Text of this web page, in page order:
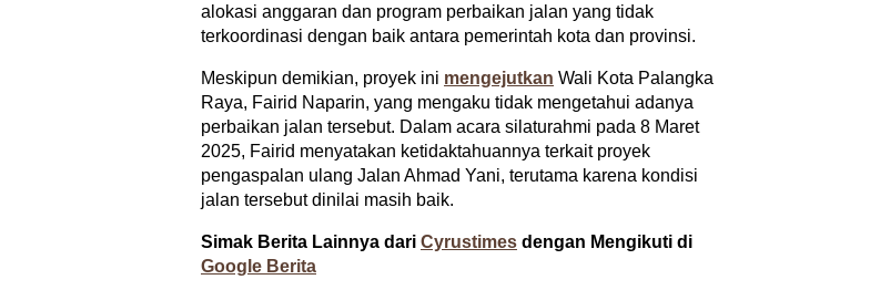
alokasi anggaran dan program perbaikan jalan yang tidak
terkoordinasi dengan baik antara pemerintah kota dan provinsi.
Meskipun demikian, proyek ini mengejutkan Wali Kota Palangka
Raya, Fairid Naparin, yang mengaku tidak mengetahui adanya
perbaikan jalan tersebut. Dalam acara silaturahmi pada 8 Maret
2025, Fairid menyatakan ketidaktahuannya terkait proyek
pengaspalan ulang Jalan Ahmad Yani, terutama karena kondisi
jalan tersebut dinilai masih baik.
Simak Berita Lainnya dari Cyrustimes dengan Mengikuti di
Google Berita